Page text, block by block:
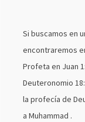
Si buscamos en
encontraremos
Profeta en Juan
Deuteronomio
la profecía de
a Muhammad .